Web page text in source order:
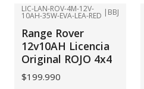
LIC-LAN-ROV-4M-12V-
10AH-35W-EVA-LEA-RED | BBJ
Range Rover
12v10AH Licencia
Original ROJO 4x4
$199.990